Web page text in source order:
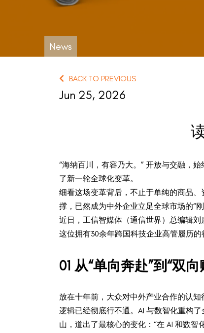
News
BACK TO PREVIOUS
Jun 25, 2026
“海纳百川，有容乃大。” 开放与交融，
了新一轮全球化变革。
细看这场变革背后，不止于单纯的商品
撑，已然成为中外企业立足全球市场的“刚
近日，工信智媒体（通信世界）总编辑刘
这位拥有30余年跨国科技企业高管履历
01 从“单向奔赴”到“双
放在十年前，大众对中外产业合作的认
逻辑已经彻底行不通。AI 与数智化重构
山，道出了最核心的变化：“在 AI 和数智